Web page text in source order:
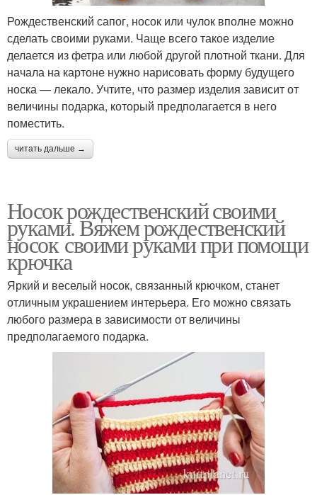
Рождественский сапог, носок или чулок вполне можно
сделать своими руками. Чаще всего такое изделие
делается из фетра или любой другой плотной ткани. Для
начала на картоне нужно нарисовать форму будущего
носка — лекало. Учтите, что размер изделия зависит от
величины подарка, который предполагается в него
поместить.
читать дальше →
Носок рождественский своими
руками. Вяжем рождественский
носок своими руками при помощи
крючка
Яркий и веселый носок, связанный крючком, станет
отличным украшением интерьера. Его можно связать
любого размера в зависимости от величины
предполагаемого подарка.